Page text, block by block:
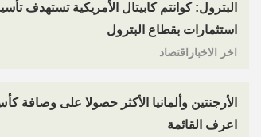
البترول: كوانتم كابيتال الأمريكية تستهدف
استثمارات بقطاع البترول
اخر الاخباراقتصاد
الأرجنتين وألمانيا الأكثر حصولا على وصافة
اعرف القائمة